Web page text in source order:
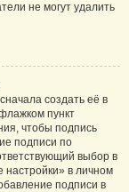
не могут удалить
создать её в
пункт
чтобы подпись
подписи по
выбор в
в личном
подписи в